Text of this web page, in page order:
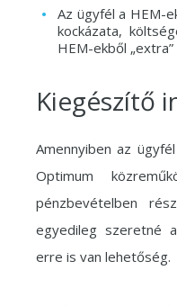
Az ügyfél a HEM-
kockázata,
HEM-ekből
Kiegészítő
Amennyiben az
Optimum
pénzbevételben
egyedileg szeretné
erre is van lehetőség.